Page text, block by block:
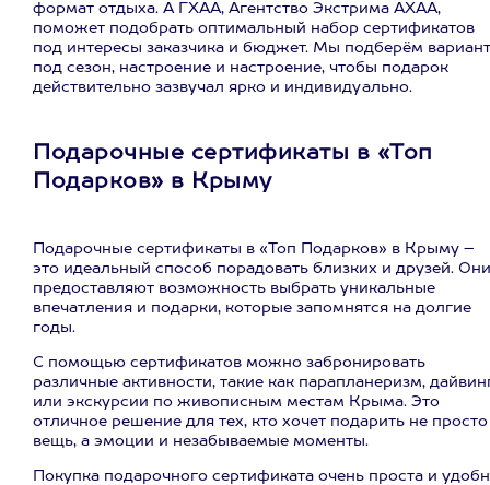
формат отдыха. А ГХАА, Агентство Экстрима АХАА,
поможет подобрать оптимальный набор сертификатов
под интересы заказчика и бюджет. Мы подберём
под сезон, настроение и настроение, чтобы подарок
действительно зазвучал ярко и индивидуально.
Подарочные сертификаты в «Топ
Подарков» в Крыму
Подарочные сертификаты в «Топ Подарков» в Крыму –
это идеальный способ порадовать близких и друзей. Они
предоставляют возможность выбрать уникальные
впечатления и подарки, которые запомнятся на долгие
годы.
С помощью сертификатов можно забронировать
различные активности, такие как парапланеризм,
или экскурсии по живописным местам Крыма. Это
отличное решение для тех, кто хочет подарить не просто
вещь, а эмоции и незабываемые моменты.
Покупка подарочного сертификата очень проста и